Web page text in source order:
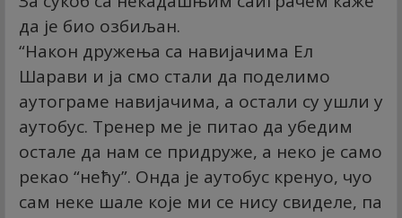
да је био озбиљан.
“Након дружења са навијачима Ел
Шарави и ја смо стали да поделимо
аутограме навијачима, а остали су ушли у
аутобус. Тренер ме је питао да убедим
остале да нам се придруже, а неко је само
рекао “нећу”. Онда је аутобус кренуо, чуо
сам неке шале које ми се нису свиделе, па